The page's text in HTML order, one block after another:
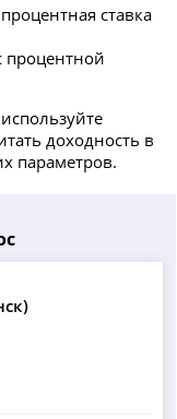
ставка
доходность в
параметров.